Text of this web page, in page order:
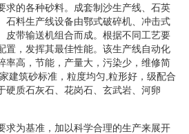
求的各种砂料。成套制沙生产线、石英
石料生产线设备由鄂式破碎机、冲击式
皮带输送机组合而成。根据不同工艺要
置，发挥其最佳性能。该生产线自动化
率高，节能，产量大，污染少，维修简
建筑砂标准，粒度均匀,粒形好，级配合
硬质石灰石、花岗石、玄武岩、河卵
求为基准，加以科学合理的生产来展开